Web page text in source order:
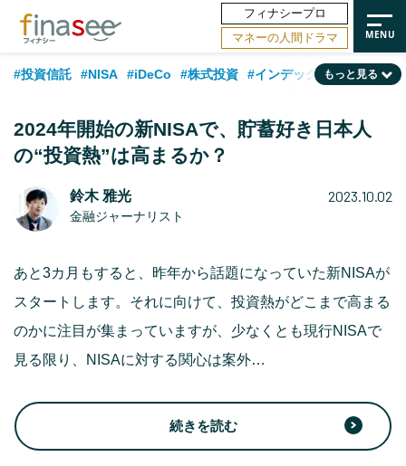
フィナシープロ
マネーの人間ドラマ
#投資信託 #NISA #iDeCo #株式投資 #インデックスファンド
#ランキング #日本株 #公的年金 #30代
#資産運用業界 #老後 #データ・調査
もっと見る
2024年開始の新NISAで、貯蓄好き日本人
の“投資熱”は高まるか？
鈴木 雅光
金融ジャーナリスト
2023.10.02
あと3カ月もすると、昨年から話題になっていた新NISAが
スタートします。それに向けて、投資熱がどこまで高まる
のかに注目が集まっていますが、少なくとも現行NISAで
見る限り、NISAに対する関心は案外…
続きを読む